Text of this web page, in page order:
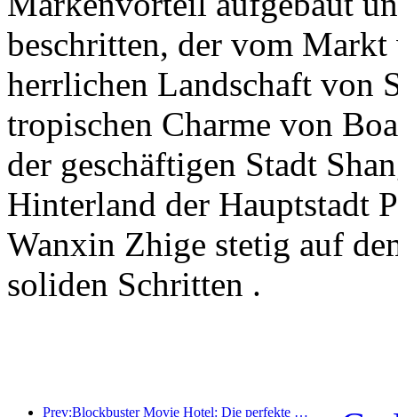
beschritten, der vom
herrlichen Landschaft von
tropischen Charme von
der geschäftigen Stadt
Hinterland der Hauptstadt
Wanxin Zhige stetig auf
soliden Schritten .
Prev:Blockbuster Movie Hotel: Die perfekte Fusion aus Business und Film